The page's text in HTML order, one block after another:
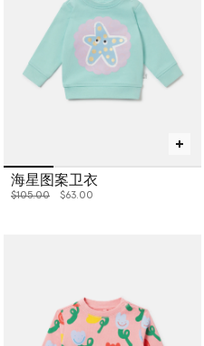
海星图案卫衣
价格从
$105.00下降至
$63.00